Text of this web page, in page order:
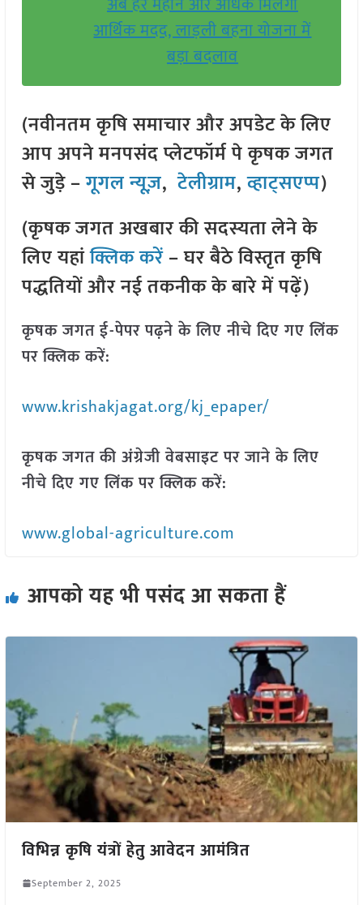
आर्थिक मदद, लाड़ली बहना योजना में
बड़ा बदलाव
(नवीनतम कृषि समाचार और अपडेट के लिए
आप अपने मनपसंद प्लेटफॉर्म पे कृषक जगत
से जुड़े –गूगल न्यूज़,टेलीग्राम,व्हाट्सएप्प)
(कृषक जगत अखबार की सदस्यता लेने के
लिए यहांक्लिक करें– घर बैठे विस्तृत कृषि
पद्धतियों और नई तकनीक के बारे में पढ़ें)
कृषक जगत ई-पेपर पढ़ने के लिए नीचे दिए गए लिंक
पर क्लिक करें:
www.krishakjagat.org/kj_epaper/
कृषक जगत की अंग्रेजी वेबसाइट पर जाने के लिए
नीचे दिए गए लिंक पर क्लिक करें:
www.global-agriculture.com
आपको यह भी पसंद आ सकता हैं
विभिन्न कृषि यंत्रों हेतु आवेदन आमंत्रित
September 2, 2025